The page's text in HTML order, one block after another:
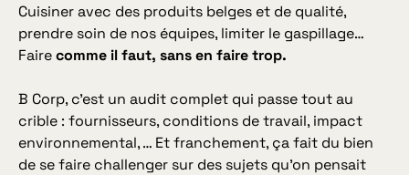
Cuisiner avec des produits belges et de qualité,
prendre soin de nos équipes, limiter le gaspillage…
Fairecomme il faut, sans en faire trop.
B Corp, c’est un audit complet qui passe tout au
crible : fournisseurs, conditions de travail, impact
environnemental, … Et franchement, ça fait du bien
de se faire challenger sur des sujets qu’on pensait